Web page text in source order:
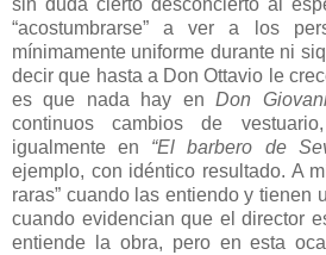
sin duda cierto desconcierto al
“acostumbrarse” a ver a los
mínimamente uniforme durante ni
decir que hasta a Don Ottavio le
es que nada hay enDon
continuos cambios de
igualmente en “El barbero de
ejemplo, con idéntico resultado. A
raras” cuando las entiendo y tienen
cuando evidencian que el director
entiende la obra, pero en esta